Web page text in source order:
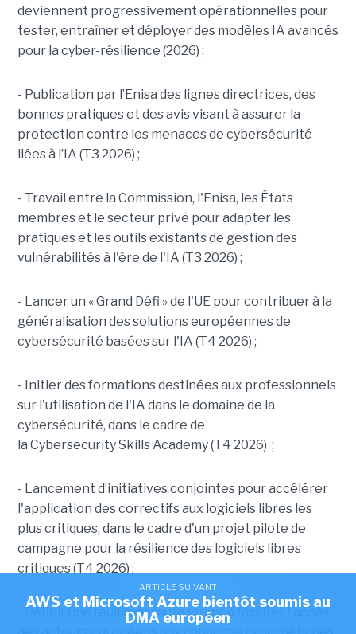
deviennent progressivement opérationnelles pour
tester, entraîner et déployer des modèles IA avancés
pour la cyber-résilience (2026) ;
- Publication par l’Enisa des lignes directrices, des
bonnes pratiques et des avis visant à assurer la
protection contre les menaces de cybersécurité
liées à l’IA (T3 2026) ;
- Travail entre la Commission, l'Enisa, les États
membres et le secteur privé pour adapter les
pratiques et les outils existants de gestion des
vulnérabilités à l'ère de l'IA (T3 2026) ;
- Lancer un « Grand Défi » de l'UE pour contribuer à la
généralisation des solutions européennes de
cybersécurité basées sur l'IA (T4 2026) ;
- Initier des formations destinées aux professionnels
sur l'utilisation de l'IA dans le domaine de la
cybersécurité, dans le cadre de
la Cybersecurity Skills Academy (T4 2026) ;
- Lancement d’initiatives conjointes pour accélérer
l'application des correctifs aux logiciels libres les
plus critiques, dans le cadre d'un projet pilote de
campagne pour la résilience des logiciels libres
critiques (T4 2026) ;
- Définir une feuille de route visant à faciliter l'accès
ARTICLE SUIVANT
AWS et Microsoft Azure bientôt soumis au
DMA européen